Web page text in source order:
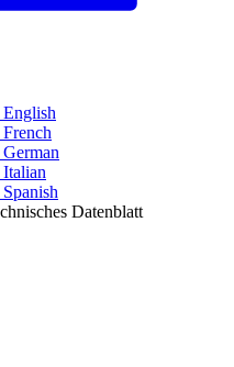
English
Italian
Datenblatt